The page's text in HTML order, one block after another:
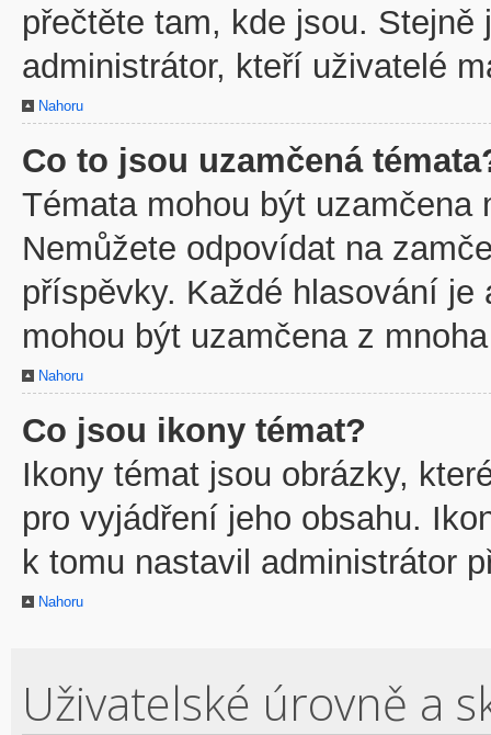
přečtěte tam, kde jsou.
administrátor, kteří uživatelé
Nahoru
Co to jsou uzamčená
Témata mohou být uzamčena
Nemůžete odpovídat na
příspěvky. Každé hlasování
mohou být uzamčena z
Nahoru
Co jsou ikony témat?
Ikony témat jsou obrázky,
pro vyjádření jeho obsahu.
k tomu nastavil administrátor
Nahoru
Uživatelské úrovně a